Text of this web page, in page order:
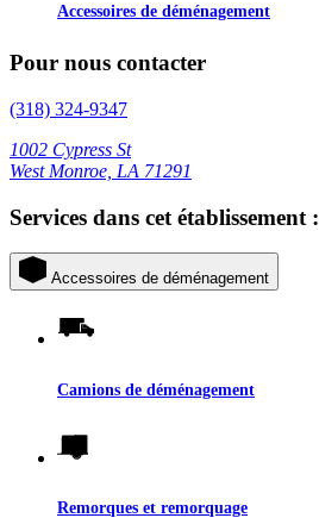
Accessoires de déménagement
Pour nous contacter
(318) 324-9347
1002 Cypress St
West Monroe, LA 71291
Services dans cet établissement :
Accessoires de déménagement
Camions de déménagement
Remorques et remorquage